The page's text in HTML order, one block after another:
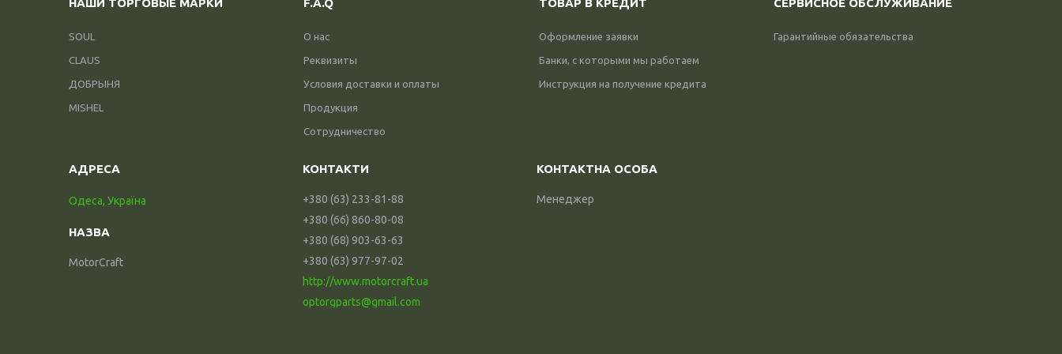
SOUL
CLAUS
ДОБРЫНЯ
MISHEL
О нас
Реквизиты
Условия доставки и оплаты
Продукция
Сотрудничество
Оформление заявки
Банки, с которыми мы работаем
Инструкция на получение кредита
Гарантийные обязательства
Одеса, Україна
MotorCraft
+380 (63) 233-81-88
+380 (66) 860-80-08
+380 (68) 903-63-63
+380 (63) 977-97-02
http://www.motorcraft.ua
optorgparts@gmail.com
Менеджер